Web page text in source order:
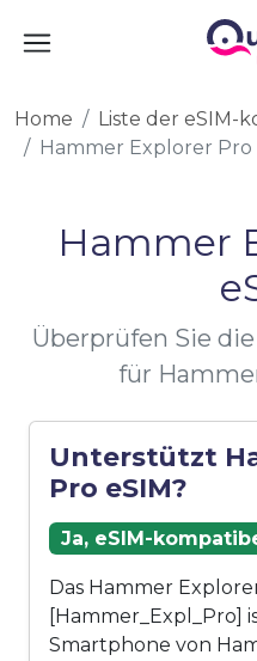
Home
Liste der eSIM-
Hammer Explorer Pro
Hammer
Überprüfen Sie
für
Unterstützt
Pro eSIM?
Ja, eSIM-
Das Hammer
[Hammer_Expl_Pro]
Smartphone von